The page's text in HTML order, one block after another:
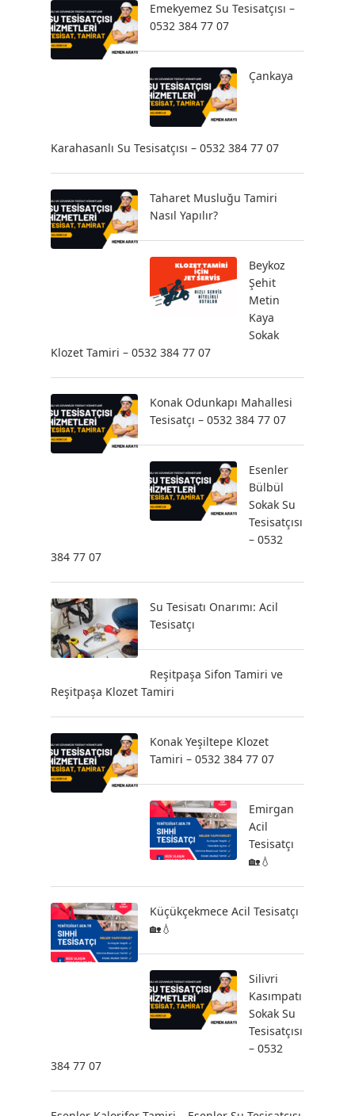
Emekyemez Su Tesisatçısı –
0532 384 77 07
Çankaya
Karahasanlı Su Tesisatçısı – 0532 384 77 07
Taharet Musluğu Tamiri
Nasıl Yapılır?
Beykoz
Şehit
Metin
Kaya
Sokak
Klozet Tamiri – 0532 384 77 07
Konak Odunkapı Mahallesi
Tesisatçı – 0532 384 77 07
Esenler
Bülbül
Sokak Su
Tesisatçısı
– 0532
384 77 07
Su Tesisatı Onarımı: Acil
Tesisatçı
Reşitpaşa Sifon Tamiri ve
Reşitpaşa Klozet Tamiri
Konak Yeşiltepe Klozet
Tamiri – 0532 384 77 07
Emirgan
Acil
Tesisatçı
🏡💧
Küçükçekmece Acil Tesisatçı
🏡💧
Silivri
Kasımpatı
Sokak Su
Tesisatçısı
– 0532
384 77 07